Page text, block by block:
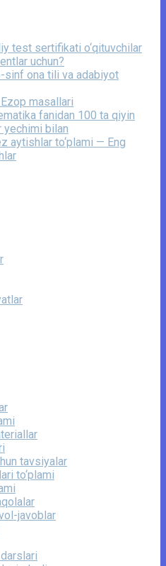
test sertifikati o‘qituvchilar
uchun?
sinf ona tili va adabiyot
masallari
fanidan 100 ta qiyin
yechimi bilan
aytishlar to‘plami — Eng
tavsiyalar
to‘plami
javoblar